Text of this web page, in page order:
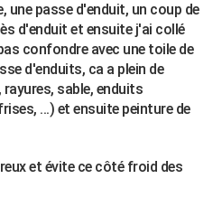
une passe d'enduit, un coup de
d'enduit et ensuite j'ai collé
confondre avec une toile de
d'enduits, ca a plein de
sable, enduits
...) et ensuite peinture de
et évite ce côté froid des